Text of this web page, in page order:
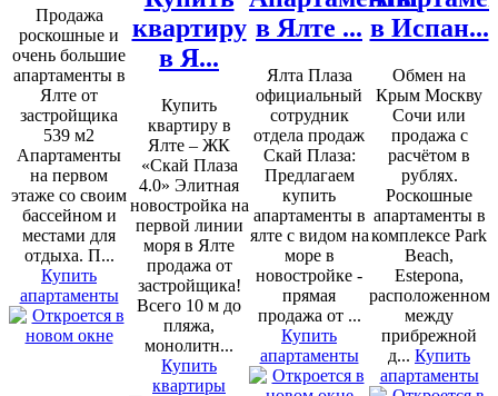
Продажа
роскошные и
очень большие
апартаменты в
Ялте от
застройщика
539 м2
Апартаменты
на первом
этаже со своим
бассейном и
местами для
отдыха. П...
Купить
апартаменты
квартиру
в Я...
Купить
квартиру в
Ялте – ЖК
«Скай Плаза
4.0» Элитная
новостройка на
первой линии
моря в Ялте
продажа от
застройщика!
Всего 10 м до
пляжа,
монолитн...
Купить
квартиры
в Ялте ...
Ялта Плаза
официальный
сотрудник
отдела продаж
Скай Плаза:
Предлагаем
купить
апартаменты в
ялте с видом на
море в
новостройке -
прямая
продажа от ...
Купить
апартаменты
в Испан...
Обмен на
Крым Москву
Сочи или
продажа с
расчётом в
рублях.
Роскошные
апартаменты в
комплексе Park
Beach,
Estepona,
расположенном
между
прибрежной
д... Купить
апартаменты